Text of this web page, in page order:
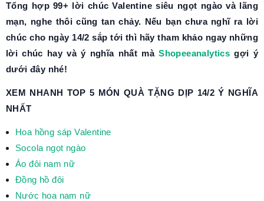
Tổng hợp 99+ lời chúc Valentine siêu ngọt ngào và lãng
mạn, nghe thôi cũng tan chảy. Nếu bạn chưa nghĩ ra lời
chúc cho ngày 14/2 sắp tới thì hãy tham khảo ngay những
lời chúc hay và ý nghĩa nhất màShopeeanalytics gợi ý
dưới đây nhé!
XEM NHANH TOP 5 MÓN QUÀ TẶNG DỊP 14/2 Ý NGHĨA
NHẤT
Hoa hồng sáp Valentine
Socola ngọt ngào
Áo đôi nam nữ
Đồng hồ đôi
Nước hoa nam nữ